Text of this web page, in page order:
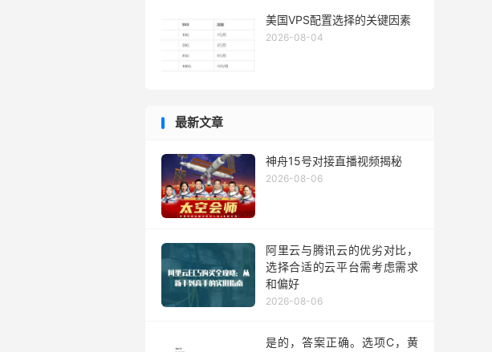
美国VPS配置选择的关键因素
2026-08-04
最新文章
神舟15号对接直播视频揭秘
2026-08-06
阿里云与腾讯云的优劣对比，
选择合适的云平台需考虑需求
和偏好
2026-08-06
是的，答案正确。选项C，黄